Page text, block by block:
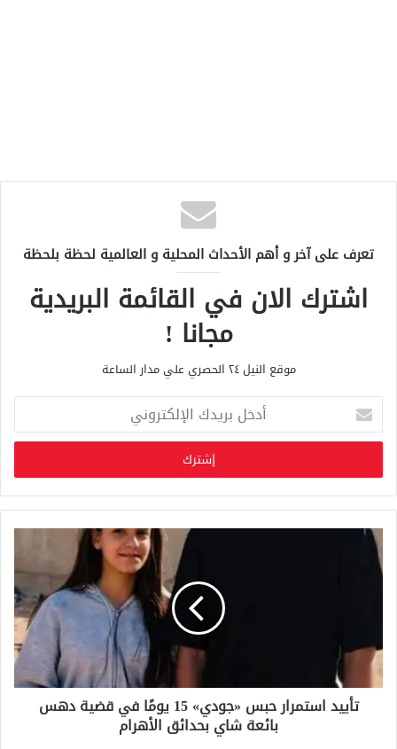
تعرف على آخر و أهم الأحداث المحلية و العالمية لحظة بلحظة
اشترك الان في القائمة البريدية
مجانا !
موقع النيل ٢٤ الحصري علي مدار الساعة
خ
ب
ر
ي
د
ك
ا
ك
ت
ر
تأييد استمرار حبس «جودي» 15 يومًا في قضية دهس
بائعة شاي بحدائق الأهرام